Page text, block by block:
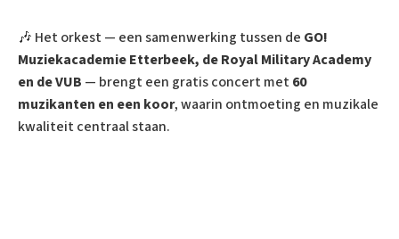
🎶 Het orkest — een samenwerking tussen de GO!
Muziekacademie Etterbeek, de Royal Military Academy
en de VUB — brengt een gratis concert met 60
muzikanten en een koor, waarin ontmoeting en muzikale
kwaliteit centraal staan.